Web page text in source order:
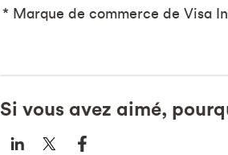
* Marque de commerce de Visa
Si vous avez aimé,